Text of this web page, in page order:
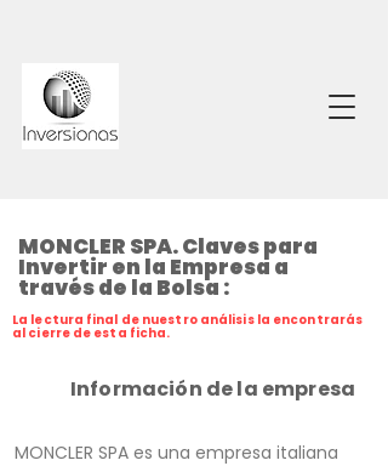
MONCLER SPA. Claves para
Invertir en la Empresa a
través de la Bolsa :
La lectura final de nuestro análisis la encontrarás
al cierre de esta ficha.
Información de la empresa
MONCLER SPA es una empresa italiana